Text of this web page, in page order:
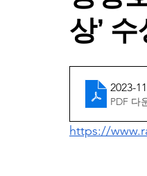
상’
2023-
PDF 다
https://